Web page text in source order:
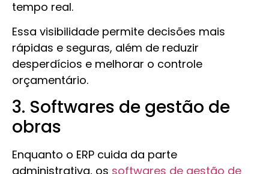
tempo real.
Essa visibilidade permite decisões mais
rápidas e seguras, além de reduzir
desperdícios e melhorar o controle
orçamentário.
3. Softwares de gestão de
obras
Enquanto o ERP cuida da parte
administrativa, os softwares de gestão de